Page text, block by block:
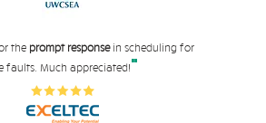
the prompt responsein scheduling for
faults. Much appreciated!"